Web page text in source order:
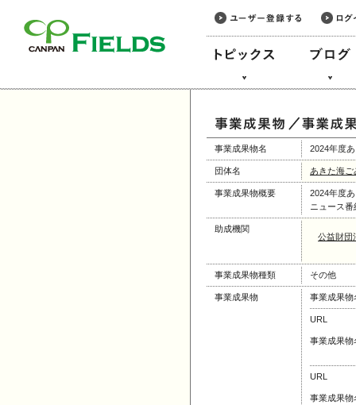
事業成果物名 2024年度
団体名 あきた海
事業成果物概要
2024年度
ニュース
助成機関
公益財団
事業成果物種類 その他
事業成果物 事業成果物
URL
事業成果物
URL
事業成果物